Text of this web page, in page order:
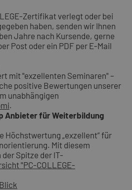
Zertifikat verlegt oder bei
haben, senden wir Ihnen
Jahre nach Kursende, gerne
Post oder ein PDF per E-Mail
mit "exzellenten Seminaren" –
positive Bewertungen unserer
unabhängigen
.
Anbieter für Weiterbildung
Höchstwertung „exzellent“ für
Mit diesem
Spitze der IT-
"PC-COLLEGE-